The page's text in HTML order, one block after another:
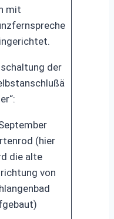
mit
der
(hier
die alte
von